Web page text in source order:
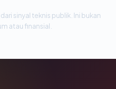
sinyal teknis publik. Ini bukan
atau finansial.